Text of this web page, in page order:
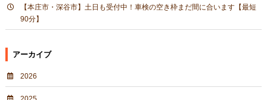
【本庄市・深谷市】土日も受付中！車検の空き枠まだ間に合います【最短
90分】
アーカイブ
2026